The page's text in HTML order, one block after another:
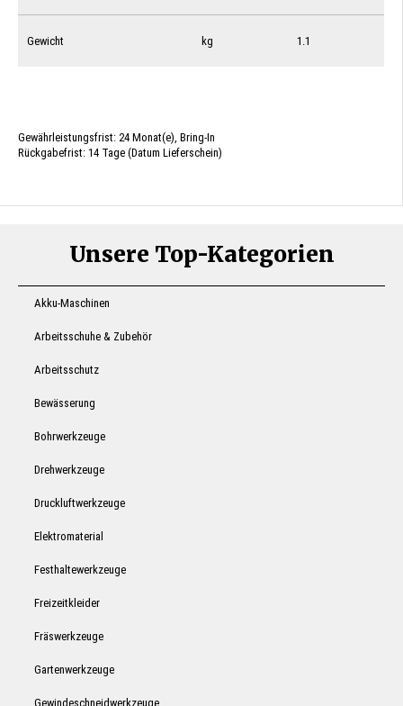
Gewicht kg 1.1
Gewährleistungsfrist: 24 Monat(e), Bring-In
Rückgabefrist: 14 Tage (Datum Lieferschein)
Unsere Top-Kategorien
Akku-Maschinen
Arbeitsschuhe & Zubehör
Arbeitsschutz
Bewässerung
Bohrwerkzeuge
Drehwerkzeuge
Druckluftwerkzeuge
Elektromaterial
Festhaltewerkzeuge
Freizeitkleider
Fräswerkzeuge
Gartenwerkzeuge
Gewindeschneidwerkzeuge